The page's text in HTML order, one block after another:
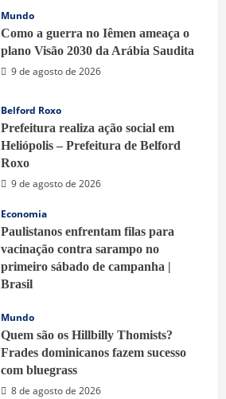
Mundo
Como a guerra no Iêmen ameaça o
plano Visão 2030 da Arábia Saudita
9 de agosto de 2026
Belford Roxo
Prefeitura realiza ação social em
Heliópolis – Prefeitura de Belford
Roxo
9 de agosto de 2026
Economia
Paulistanos enfrentam filas para
vacinação contra sarampo no
primeiro sábado de campanha |
Brasil
Mundo
Quem são os Hillbilly Thomists?
Frades dominicanos fazem sucesso
com bluegrass
8 de agosto de 2026